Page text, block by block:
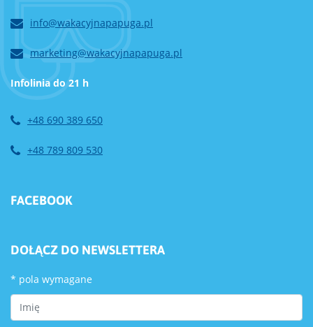
info@wakacyjnapapuga.pl
marketing@wakacyjnapapuga.pl
Infolinia do 21 h
+48 690 389 650
+48 789 809 530
FACEBOOK
DOŁĄCZ DO NEWSLETTERA
* pola wymagane
First Name